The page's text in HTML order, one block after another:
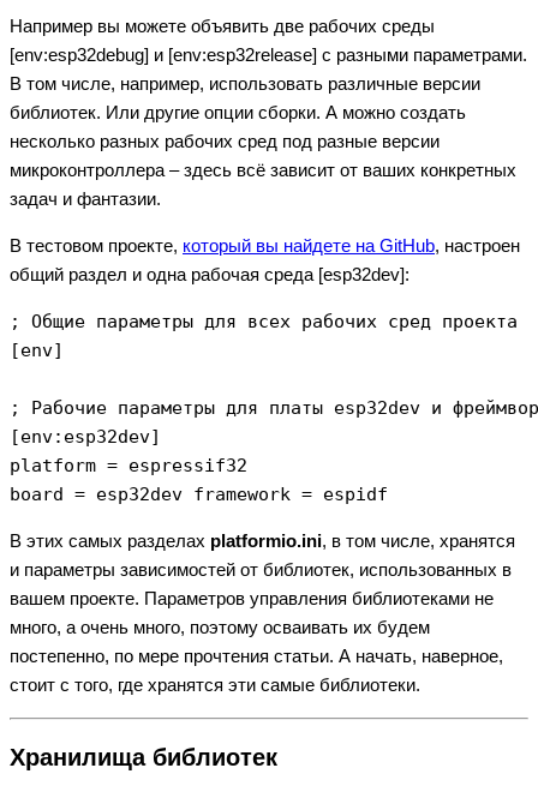
Например вы можете объявить две рабочих среды
[env:esp32debug] и [env:esp32release] с разными параметрами.
В том числе, например, использовать различные версии
библиотек. Или другие опции сборки. А можно создать
несколько разных рабочих сред под разные версии
микроконтроллера – здесь всё зависит от ваших конкретных
задач и фантазии.
В тестовом проекте, который вы найдете на GitHub, настроен
общий раздел и одна рабочая среда [esp32dev]:
; Общие параметры для всех рабочих сред проекта
[env]
; Рабочие параметры для платы esp32dev и
[env:esp32dev]
platform = espressif32
board = esp32dev framework = espidf
В этих самых разделах platformio.ini, в том числе, хранятся
и параметры зависимостей от библиотек, использованных в
вашем проекте. Параметров управления библиотеками не
много, а очень много, поэтому осваивать их будем
постепенно, по мере прочтения статьи. А начать, наверное,
стоит с того, где хранятся эти самые библиотеки.
Хранилища библиотек